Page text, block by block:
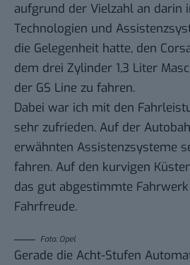
aufgrund der Vielzahl an darin
Technologien und
die Gelegenheit hatte, den
dem drei Zylinder 1,3 Liter
der GS Line zu fahren.
Dabei war ich mit den
sehr zufrieden. Auf der
erwähnten Assistenzsysteme
fahren. Auf den kurvigen
das gut abgestimmte
Fahrfreude.
Foto: Opel
Gerade die Acht-Stufen